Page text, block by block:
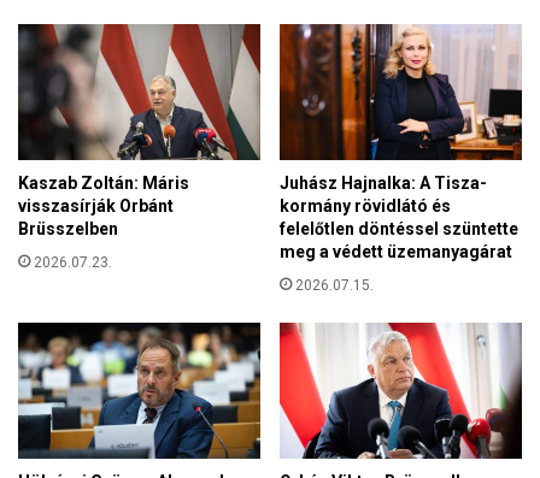
Kaszab Zoltán: Máris
visszasírják Orbánt
Brüsszelben
2026.07.23.
Juhász Hajnalka: A Tisza-
kormány rövidlátó és
felelőtlen döntéssel szüntette
meg a védett üzemanyagárat
2026.07.15.